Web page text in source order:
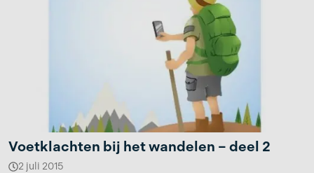
Voetklachten bij het wandelen – deel 2
2 juli 2015